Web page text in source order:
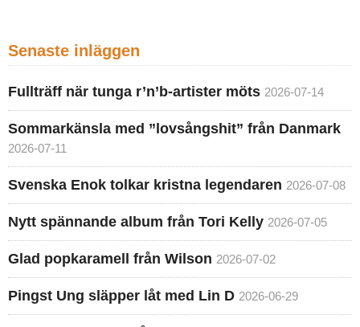
Senaste inläggen
Fullträff när tunga r’n’b-artister möts 2026-07-14
Sommarkänsla med ”lovsångshit” från Danmark
2026-07-11
Svenska Enok tolkar kristna legendaren 2026-07-08
Nytt spännande album från Tori Kelly 2026-07-05
Glad popkaramell från Wilson 2026-07-02
Pingst Ung släpper låt med Lin D 2026-06-29